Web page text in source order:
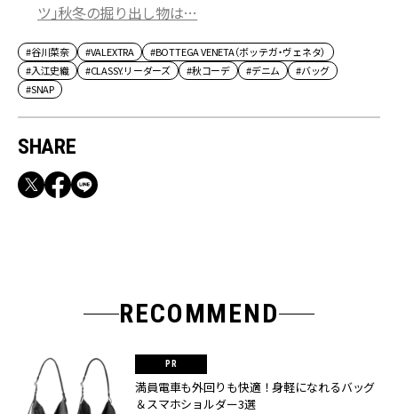
ツ」秋冬の掘り出し物は…
#谷川菜奈 #VALEXTRA
#BOTTEGA VENETA（ボッテガ・ヴェネタ）
#入江史織
#CLASSY.リーダーズ #秋コーデ #デニム
#バッグ
#SNAP
SHARE
RECOMMEND
満員電車も外回りも快適！身軽になれるバッグ
＆スマホショルダー3選